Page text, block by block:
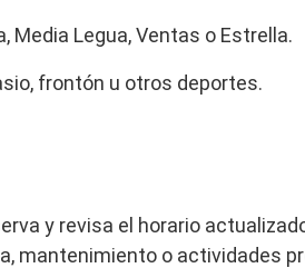
Media Legua, Ventas o Estrella.
frontón u otros deportes.
y revisa el horario
mantenimiento o actividades